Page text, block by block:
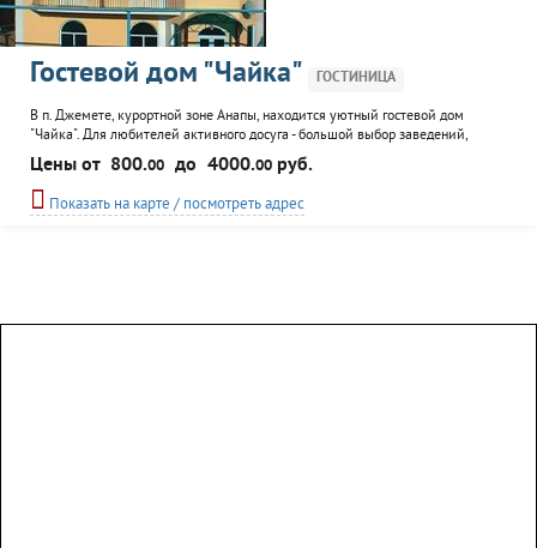
Гостевой дом "Чайка" ГОСТИНИЦА
В п. Джемете, курортной зоне Анапы, находится уютный гостевой дом
"Чайка". Для любителей активного досуга - большой выбор заведений,
находящихся по-соседству. Все номера с телефонами и доступом в интернет.
Посетителей гостевого дома ждут разумные цены, питание в столовой,
настольный теннис, бассейн и экскурсионное сопровождение.
Цены от 800.00 до 4000.00 руб.
Показать на карте / посмотреть адрес